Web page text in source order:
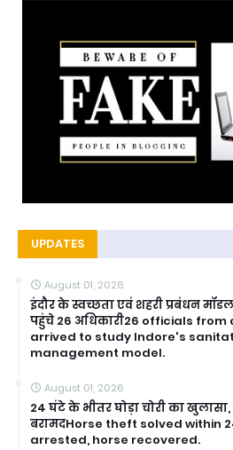
UPDATES
August 01, 2026
इंदौर के स्वच्छता एवं शहरी प्रबंधन
पहुंचे 26 अधिकारी26 officials
arrived to study Indore's
management model.
August 01, 2026
24 घंटे के भीतर घोड़ा चोरी का
बरामदHorse theft solved within
arrested, horse recovered.